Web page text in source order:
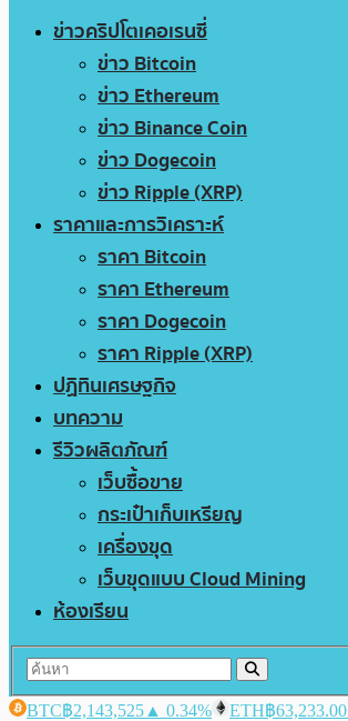
ข่าวคริปโตเคอเรนซี่
ข่าว Bitcoin
ข่าว Ethereum
ข่าว Binance Coin
ข่าว Dogecoin
ข่าว Ripple (XRP)
ราคาและการวิเคราะห์
ราคา Bitcoin
ราคา Ethereum
ราคา Dogecoin
ราคา Ripple (XRP)
ปฏิทินเศรษฐกิจ
บทความ
รีวิวผลิตภัณฑ์
เว็บซื้อขาย
กระเป๋าเก็บเหรียญ
เครื่องขุด
เว็บขุดแบบ Cloud Mining
ห้องเรียน
BTC฿2,143,525 ▲ 0.34% ETH฿63,233.00